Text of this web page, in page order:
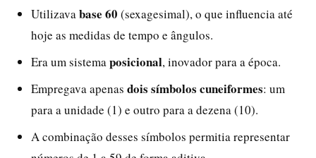
Utilizava base 60 (sexagesimal), o que influencia até
hoje as medidas de tempo e ângulos.
Era um sistema posicional, inovador para a época.
Empregava apenas dois símbolos cuneiformes: um
para a unidade (1) e outro para a dezena (10).
A combinação desses símbolos permitia representar